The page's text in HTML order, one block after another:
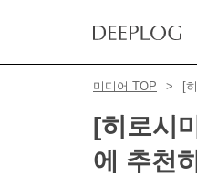
미디어 TOP [
[히로시
에 추천